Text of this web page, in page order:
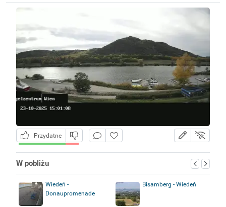
Przydatne
W pobliżu
Wiedeń -
Donaupromenade
Bisamberg - Wiedeń